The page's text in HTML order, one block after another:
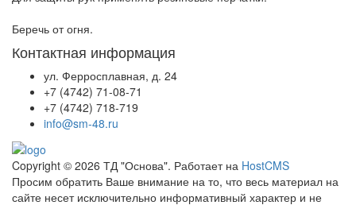
Беречь от огня.
Контактная информация
ул. Ферросплавная, д. 24
+7 (4742) 71-08-71
+7 (4742) 718-719
info@sm-48.ru
Copyright © 2026 ТД "Основа". Работает на HostCMS
Просим обратить Ваше внимание на то, что весь материал на
сайте несет исключительно информативный характер и не